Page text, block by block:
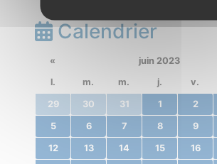
Calendrier
« juin 2023
l.
m. m. j. v.
29 30 31 1 2
5 6 7 8 9
12 13 14 15 16